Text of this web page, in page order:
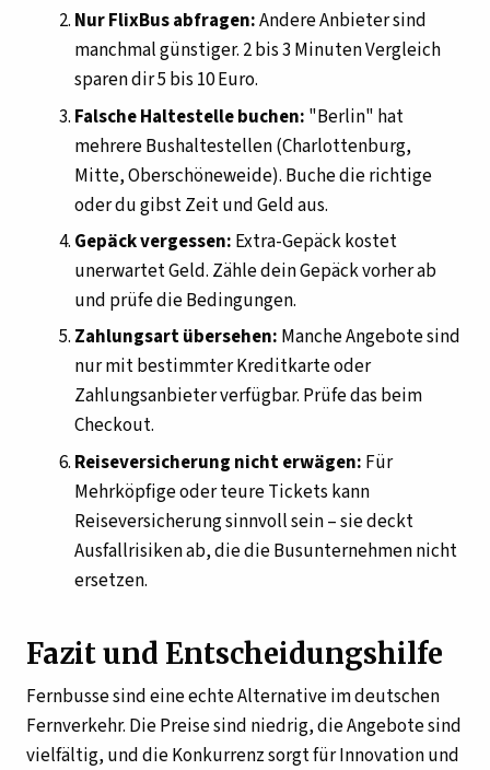
Nur FlixBus abfragen:Andere Anbieter sind
manchmal günstiger. 2 bis 3 Minuten Vergleich
sparen dir 5 bis 10 Euro.
Falsche Haltestelle buchen: "Berlin" hat
mehrere Bushaltestellen (Charlottenburg,
Mitte, Oberschöneweide). Buche die richtige
oder du gibst Zeit und Geld aus.
Gepäck vergessen: Extra-Gepäck kostet
unerwartet Geld. Zähle dein Gepäck vorher ab
und prüfe die Bedingungen.
Zahlungsart übersehen: Manche Angebote sind
nur mit bestimmter Kreditkarte oder
Zahlungsanbieter verfügbar. Prüfe das beim
Checkout.
Reiseversicherung nicht erwägen: Für
Mehrköpfige oder teure Tickets kann
Reiseversicherung sinnvoll sein – sie deckt
Ausfallrisiken ab, die die Busunternehmen nicht
ersetzen.
Fazit und Entscheidungshilfe
Fernbusse sind eine echte Alternative im deutschen
Fernverkehr. Die Preise sind niedrig, die Angebote sind
vielfältig, und die Konkurrenz sorgt für Innovation und